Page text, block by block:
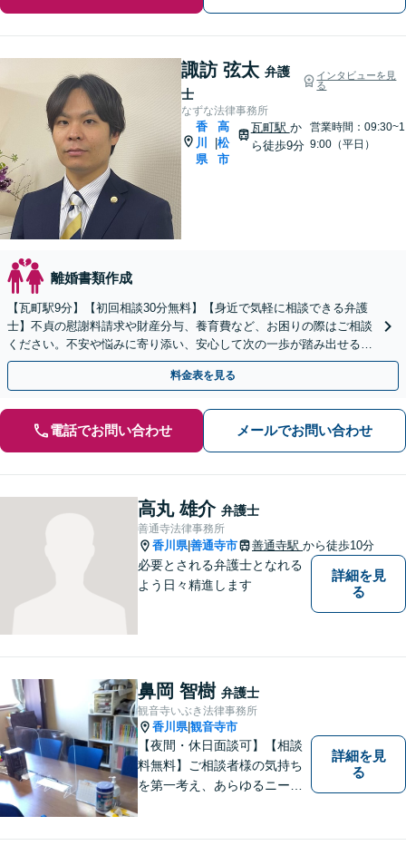
諏訪 弦太 弁護
士
インタビューを見
る
なずな法律事務所
香
川
県
高
松
市
瓦町駅 か
ら徒歩9分
営業時間：09:30~1
9:00（平日）
離婚書類作成
【瓦町駅9分】【初回相談30分無料】【身近で気軽に相談できる弁護
士】不貞の慰謝料請求や財産分与、養育費など、お困りの際はご相談
ください。不安や悩みに寄り添い、安心して次の一歩が踏み出せるよ
うサポートします。【電話相談可】【休日・夜間対応】
料金表を見る
電話でお問い合わせ メールでお問い合わせ
高丸 雄介 弁護士
善通寺法律事務所
香川県|善通寺市 善通寺駅 から徒歩10分
必要とされる弁護士となれる
よう日々精進します
詳細を見
る
鼻岡 智樹 弁護士
観音寺いぶき法律事務所
香川県|観音寺市
【夜間・休日面談可】【相談
料無料】ご相談者様の気持ち
を第一考え、あらゆるニーズ
の問題解決のサポートをさせ
詳細を見
る